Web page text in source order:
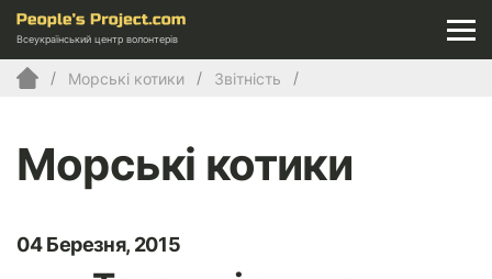
Всеукраїнський центр волонтерів
Морські котики Звітність
Морські котики
04 Березня, 2015